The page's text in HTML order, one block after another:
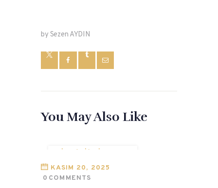
by Sezen AYDIN
You May Also Like
BIRLEŞMIŞ MILLETLER
GÜVENLIK KONSEYI
KASIM 20, 2025
0 COMMENTS